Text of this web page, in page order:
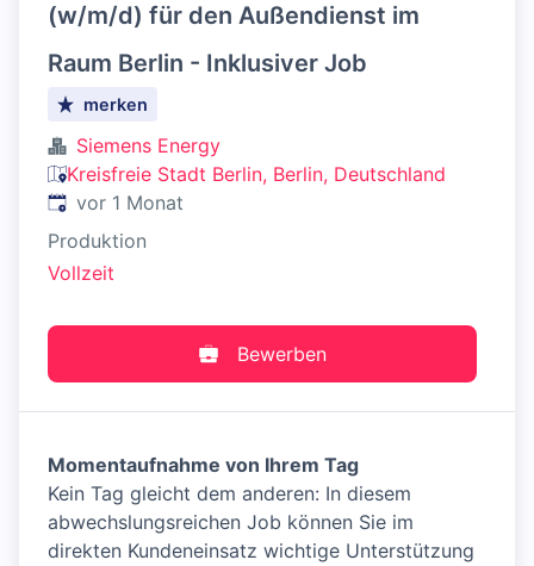
(w/m/d) für den Außendienst im
Raum Berlin - Inklusiver Job
merken
Siemens Energy
Kreisfreie Stadt Berlin, Berlin, Deutschland
Veröffentlicht:
vor 1 Monat
Produktion
Vollzeit
Bewerben
Momentaufnahme von Ihrem Tag
Kein Tag gleicht dem anderen: In diesem
abwechslungsreichen Job können Sie im
direkten Kundeneinsatz wichtige Unterstützung